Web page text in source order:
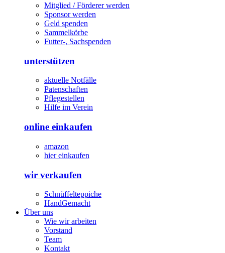
Mitglied / Förderer werden
Sponsor werden
Geld spenden
Sammelkörbe
Futter-, Sachspenden
unterstützen
aktuelle Notfälle
Patenschaften
Pflegestellen
Hilfe im Verein
online einkaufen
amazon
hier einkaufen
wir verkaufen
Schnüffelteppiche
HandGemacht
Über uns
Wie wir arbeiten
Vorstand
Team
Kontakt